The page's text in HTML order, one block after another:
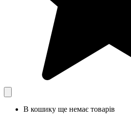
В кошику ще немає товарів